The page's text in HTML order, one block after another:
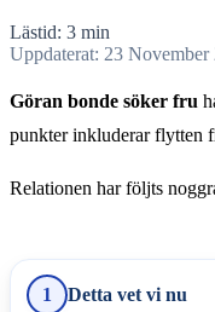
Lästid: 3 min
Uppdaterat: 23 November
Göran bonde söker fru
punkter inkluderar flytten
Relationen har följts
1 Detta vet vi nu